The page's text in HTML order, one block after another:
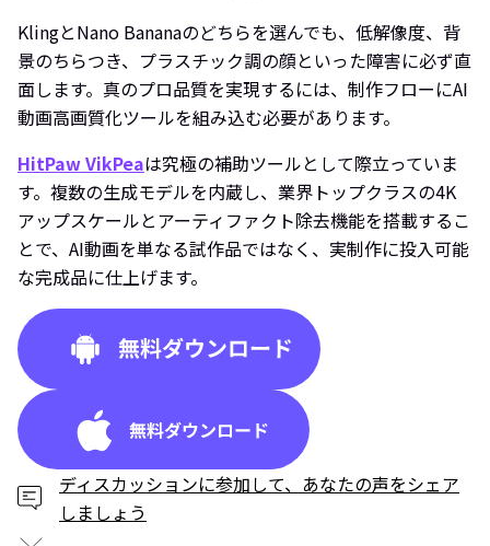
KlingとNano Bananaのどちらを選んでも、低解像度、背
景のちらつき、プラスチック調の顔といった障害に必ず直
面します。真のプロ品質を実現するには、制作フローにAI
動画高画質化ツールを組み込む必要があります。
HitPaw VikPeaは究極の補助ツールとして際立っていま
す。複数の生成モデルを内蔵し、業界トップクラスの4K
アップスケールとアーティファクト除去機能を搭載するこ
とで、AI動画を単なる試作品ではなく、実制作に投入可能
な完成品に仕上げます。
ディスカッションに参加して、あなたの声をシェア
しましょう